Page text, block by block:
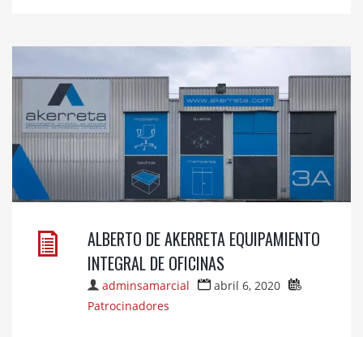
ALBERTO DE AKERRETA EQUIPAMIENTO
INTEGRAL DE OFICINAS
adminsamarcial
abril 6, 2020
Patrocinadores